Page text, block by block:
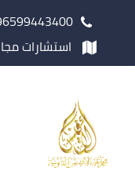
استشارات